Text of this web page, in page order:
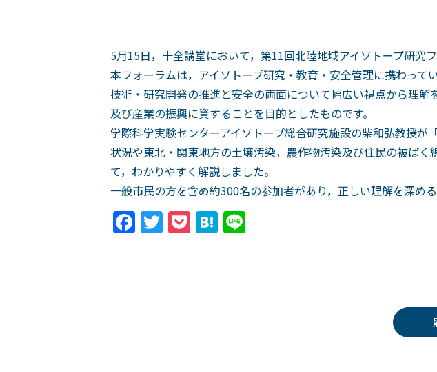
5月15日，十全講堂において，第11回北陸地域アイソトープ研究
本フォーラムは，アイソトープ研究・教育・安全管理に携わっ
技術・研究開発の推進と安全の両面について幅広い視点から理
及び産業の振興に資することを目的としたものです。
学際科学実験センターアイソトープ総合研究施設の柴和弘教授
状況や東北・関東地方の土壌汚染，農作物汚染及び住民の被ば
て，わかりやすく解説しました。
一般市民の方を含め約300名の参加者があり，正しい理解を深め
Facebook
Twitter
PocketHatena